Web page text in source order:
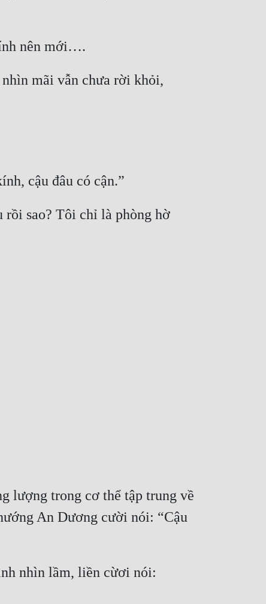
nên mới….
mãi vẫn chưa rời khỏi,
cậu đâu có cận.”
sao? Tôi chỉ là phòng hờ
lượng trong cơ thể tập trung về
An Dương cười nói: “Cậu
nhìn lầm, liền cừơi nói: